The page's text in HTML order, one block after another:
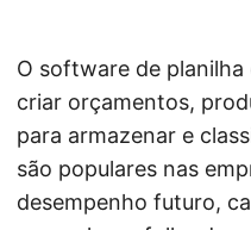
O software de
criar orçamentos,
para armazenar e
são populares nas
desempenho futuro,